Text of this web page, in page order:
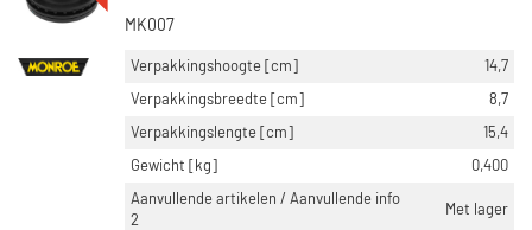
MK007
Verpakkingshoogte [cm]
14,7
Verpakkingsbreedte [cm]
8,7
Verpakkingslengte [cm]
15,4
Gewicht [kg]
0,400
Aanvullende artikelen / Aanvullende info
2
Met lager